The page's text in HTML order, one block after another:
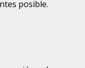
posible.